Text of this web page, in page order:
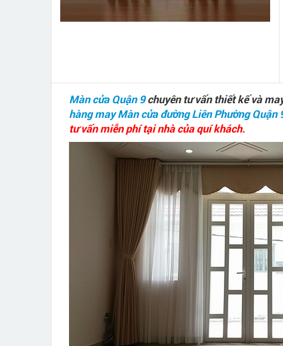
Màn cửa Quận 9chuyên tư vấn thiết kế và
hàng may Màn cửa đường Liên Phường Quận
tư vấn miễn phí tại nhà của quí khách.